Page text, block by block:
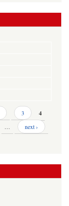
3 4
…
next ›